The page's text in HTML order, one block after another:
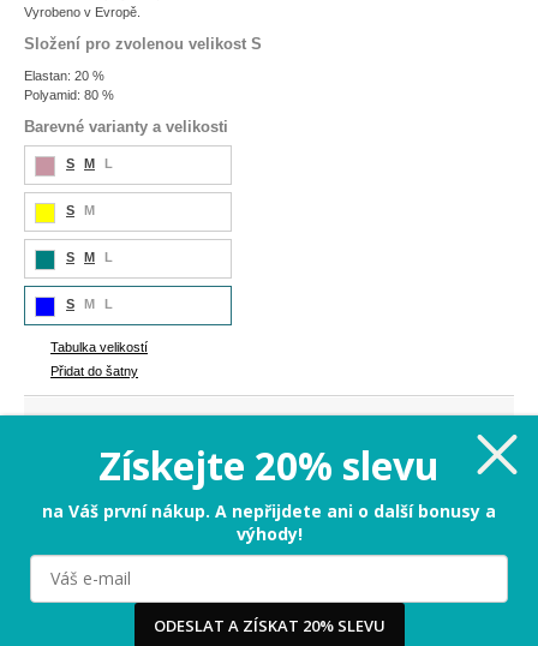
Vyrobeno v Evropě.
Složení pro zvolenou velikost S
Elastan: 20 %
Polyamid: 80 %
Barevné varianty a velikosti
S M L
S M
S M L
S M L
Tabulka velikostí
Přidat do šatny
589 Kč
PŘIDAT DO KOŠÍKU
Tabulka velikostí
Milujeme cookies!
Používáme cookies, abychom vám nabídli ten nejlepší
Získejte 20% slevu
na Váš první nákup. A nepřijdete ani o další bonusy a
výhody!
ODESLAT A ZÍSKAT 20% SLEVU